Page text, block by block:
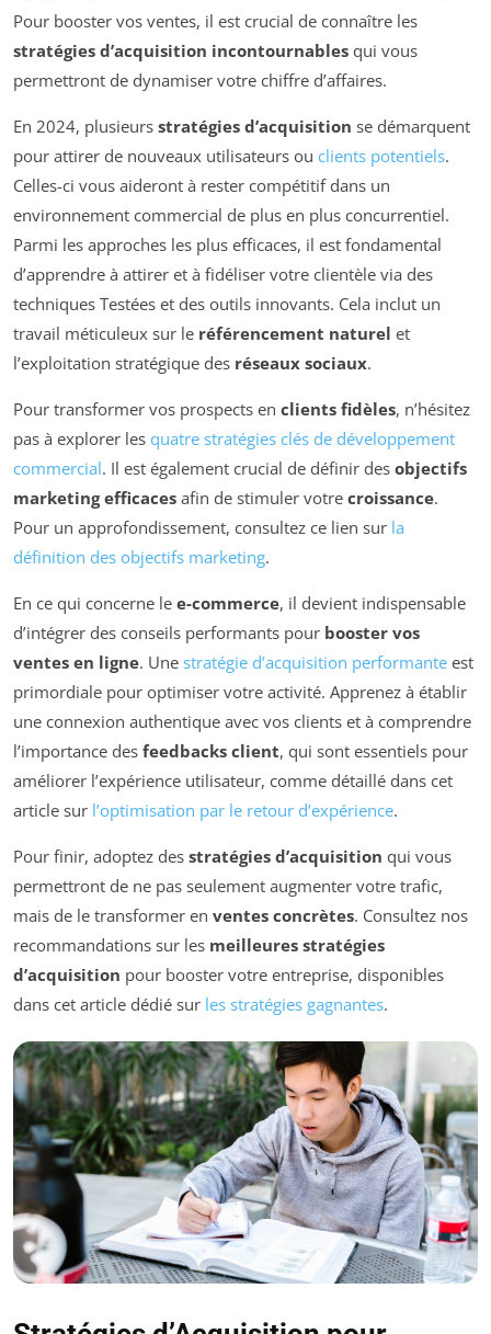
Pour booster vos ventes, il est crucial de connaître les
stratégies d’acquisition incontournables qui vous
permettront de dynamiser votre chiffre d’affaires.
En 2024, plusieurs stratégies d’acquisition se démarquent
pour attirer de nouveaux utilisateurs ou clients potentiels.
Celles-ci vous aideront à rester compétitif dans un
environnement commercial de plus en plus concurrentiel.
Parmi les approches les plus efficaces, il est fondamental
d’apprendre à attirer et à fidéliser votre clientèle via des
techniques Testées et des outils innovants. Cela inclut un
travail méticuleux sur le référencement naturel et
l’exploitation stratégique des réseaux sociaux.
Pour transformer vos prospects en clients fidèles, n’hésitez
pas à explorer les quatre stratégies clés de développement
commercial. Il est également crucial de définir des objectifs
marketing efficaces afin de stimuler votre croissance.
Pour un approfondissement, consultez ce lien sur la
définition des objectifs marketing.
En ce qui concerne le e-commerce, il devient indispensable
d’intégrer des conseils performants pour booster vos
ventes en ligne. Une stratégie d’acquisition performante est
primordiale pour optimiser votre activité. Apprenez à établir
une connexion authentique avec vos clients et à comprendre
l’importance des feedbacks client, qui sont essentiels pour
améliorer l’expérience utilisateur, comme détaillé dans cet
article sur l’optimisation par le retour d’expérience.
Pour finir, adoptez des stratégies d’acquisition qui vous
permettront de ne pas seulement augmenter votre trafic,
mais de le transformer en ventes concrètes. Consultez nos
recommandations sur les meilleures stratégies
d’acquisition pour booster votre entreprise, disponibles
dans cet article dédié sur les stratégies gagnantes.